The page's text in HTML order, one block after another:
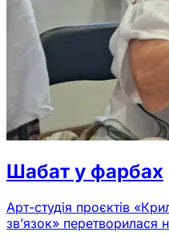
Шабат у фарбах
Арт-студія проєктів
зв’язок» перетворилася